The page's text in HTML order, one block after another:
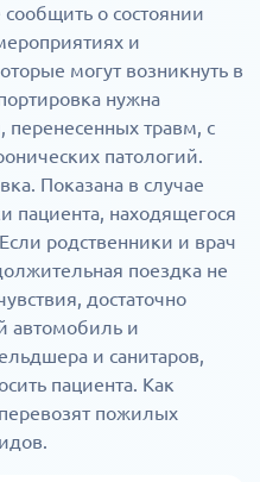
о состоянии
и
могут возникнуть в
нужна
перенесенных травм, с
патологий.
Показана в случае
пациента, находящегося
родственники и врач
поездка не
достаточно
автомобиль и
и санитаров,
пациента. Как
пожилых